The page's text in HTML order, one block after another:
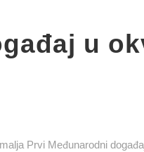
u
Prvi Međunarodni